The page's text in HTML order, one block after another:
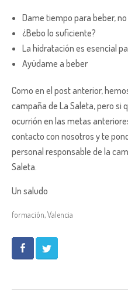
Dame tiempo para beber,
¿Bebo lo suficiente?
La hidratación es esencial
Ayúdame a beber
Como en el post anterior,
campaña de La Saleta, pero si
ocurrión en las metas
contacto con nosotros y te
personal responsable de la
Saleta.
Un saludo
formación,Valencia